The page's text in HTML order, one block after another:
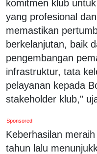
komitmen klub
yang profesional
memastikan
berkelanjutan, baik
pengembangan
infrastruktur, tata
pelayanan kepada
stakeholder klub,"
Sponsored
Keberhasilan
tahun lalu